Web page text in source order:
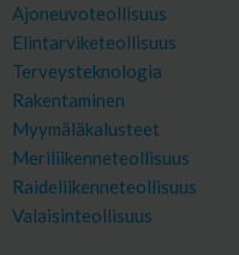
Ajoneuvoteollisuus
Elintarviketeollisuus
Terveysteknologia
Rakentaminen
Myymäläkalusteet
Meriliikenneteollisuus
Raideliikenneteollisuus
Valaisinteollisuus